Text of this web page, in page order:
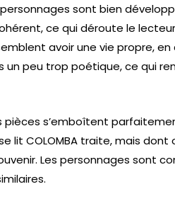
sont bien
ce qui déroute le
avoir une vie propre, en
un peu trop poétique, ce qui
pièces s’emboîtent
lit COLOMBA traite, mais dont
Les personnages sont